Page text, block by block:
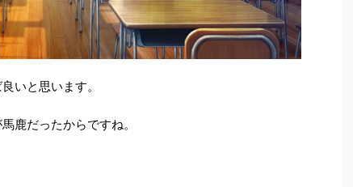
いと思います。
鹿だったからですね。